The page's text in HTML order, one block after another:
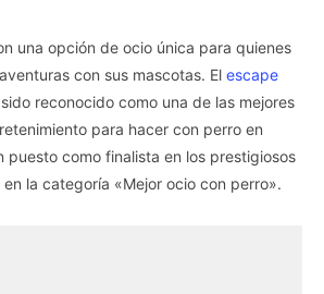
una opción de ocio única para quienes
con sus mascotas. El escape
reconocido como una de las mejores
para hacer con perro en
puesto como finalista en los prestigiosos
en la categoría «Mejor ocio con perro».